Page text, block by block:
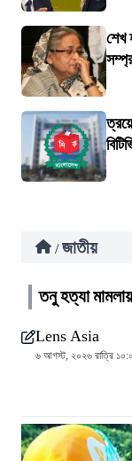
শেখ
/ জাতীয়
তনু হত্যা
Lens Asia
৬ আগস্ট, ২০২৬ রাত্রি